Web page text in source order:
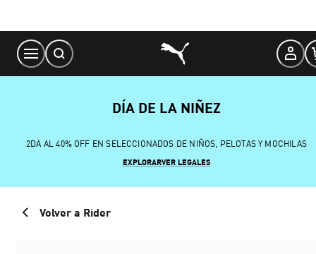
Content
DÍA DE LA NIÑEZ
2DA AL 40% OFF EN SELECCIONADOS DE NIÑOS, PELOTAS Y MOCHILAS
EXPLORARVER LEGALES
Volver a Rider